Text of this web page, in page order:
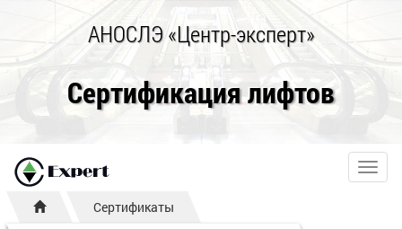
АНОСЛЭ «Центр-эксперт»
Сертификация лифтов
Сертификаты